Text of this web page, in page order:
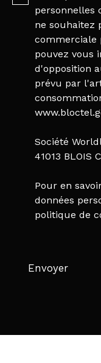
personnelles
ne souhaitez
commerciale
pouvez vous
d'opposition
prévu par
Société
41013 BLOIS
Pour en
données
politique de
Envoyer